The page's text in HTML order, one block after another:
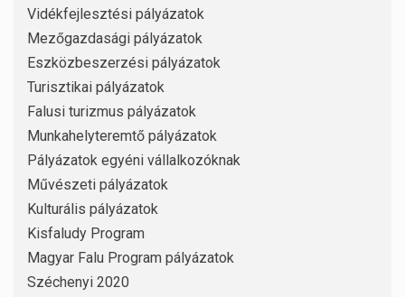
Vidékfejlesztési pályázatok
Mezőgazdasági pályázatok
Eszközbeszerzési pályázatok
Turisztikai pályázatok
Falusi turizmus pályázatok
Munkahelyteremtő pályázatok
Pályázatok egyéni vállalkozóknak
Művészeti pályázatok
Kulturális pályázatok
Kisfaludy Program
Magyar Falu Program pályázatok
Széchenyi 2020